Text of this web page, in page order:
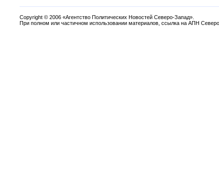
Copyright © 2006 «Агентство Политических Новостей Северо-Запад».
При полном или частичном использовании материалов, ссылка на АПН